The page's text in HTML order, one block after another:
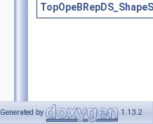
Generated by 1.13.2